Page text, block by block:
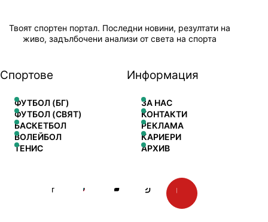
Твоят спортен портал. Последни новини, резултати на
живо, задълбочени анализи от света на спорта
Спортове
ФУТБОЛ (БГ)
ФУТБОЛ (СВЯТ)
БАСКЕТБОЛ
ВОЛЕЙБОЛ
ТЕНИС
Информация
ЗА НАС
КОНТАКТИ
РЕКЛАМА
КАРИЕРИ
АРХИВ